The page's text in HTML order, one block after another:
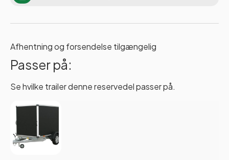
Afhentning og forsendelse tilgængelig
Passer på:
Se hvilke trailer denne reservedel passer på.